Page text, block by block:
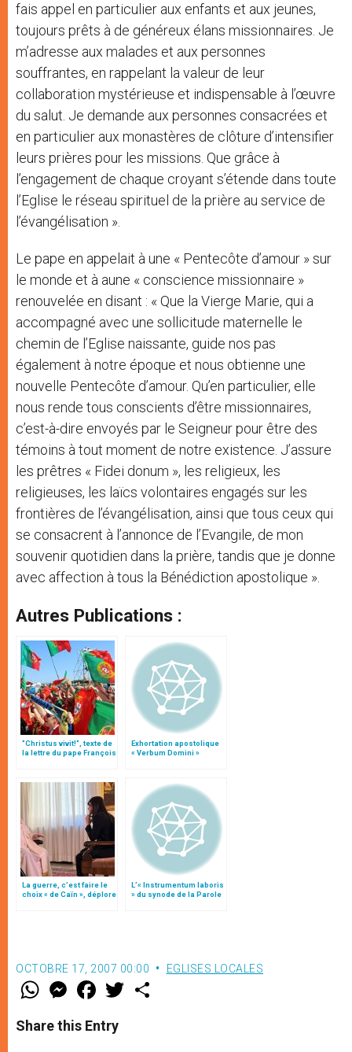
fais appel en particulier aux enfants et aux jeunes,
toujours prêts à de généreux élans missionnaires. Je
m’adresse aux malades et aux personnes
souffrantes, en rappelant la valeur de leur
collaboration mystérieuse et indispensable à l’œuvre
du salut. Je demande aux personnes consacrées et
en particulier aux monastères de clôture d’intensifier
leurs prières pour les missions. Que grâce à
l’engagement de chaque croyant s’étende dans toute
l’Eglise le réseau spirituel de la prière au service de
l’évangélisation ».
Le pape en appelait à une « Pentecôte d’amour » sur
le monde et à aune « conscience missionnaire »
renouvelée en disant : « Que la Vierge Marie, qui a
accompagné avec une sollicitude maternelle le
chemin de l’Eglise naissante, guide nos pas
également à notre époque et nous obtienne une
nouvelle Pentecôte d’amour. Qu’en particulier, elle
nous rende tous conscients d’être missionnaires,
c’est-à-dire envoyés par le Seigneur pour être des
témoins à tout moment de notre existence. J’assure
les prêtres « Fidei donum », les religieux, les
religieuses, les laïcs volontaires engagés sur les
frontières de l’évangélisation, ainsi que tous ceux qui
se consacrent à l’annonce de l’Evangile, de mon
souvenir quotidien dans la prière, tandis que je donne
avec affection à tous la Bénédiction apostolique ».
Autres Publications :
"Christus vivit!", texte de
la lettre du pape François
Exhortation apostolique
« Verbum Domini »
La guerre, c’est faire le
choix « de Caïn », déplore
L’« Instrumentum laboris
» du synode de la Parole
OCTOBRE 17, 2007 00:00 EGLISES LOCALES
W
t
s
M
e
s
e
F
a
e
b
w
Share this Entry